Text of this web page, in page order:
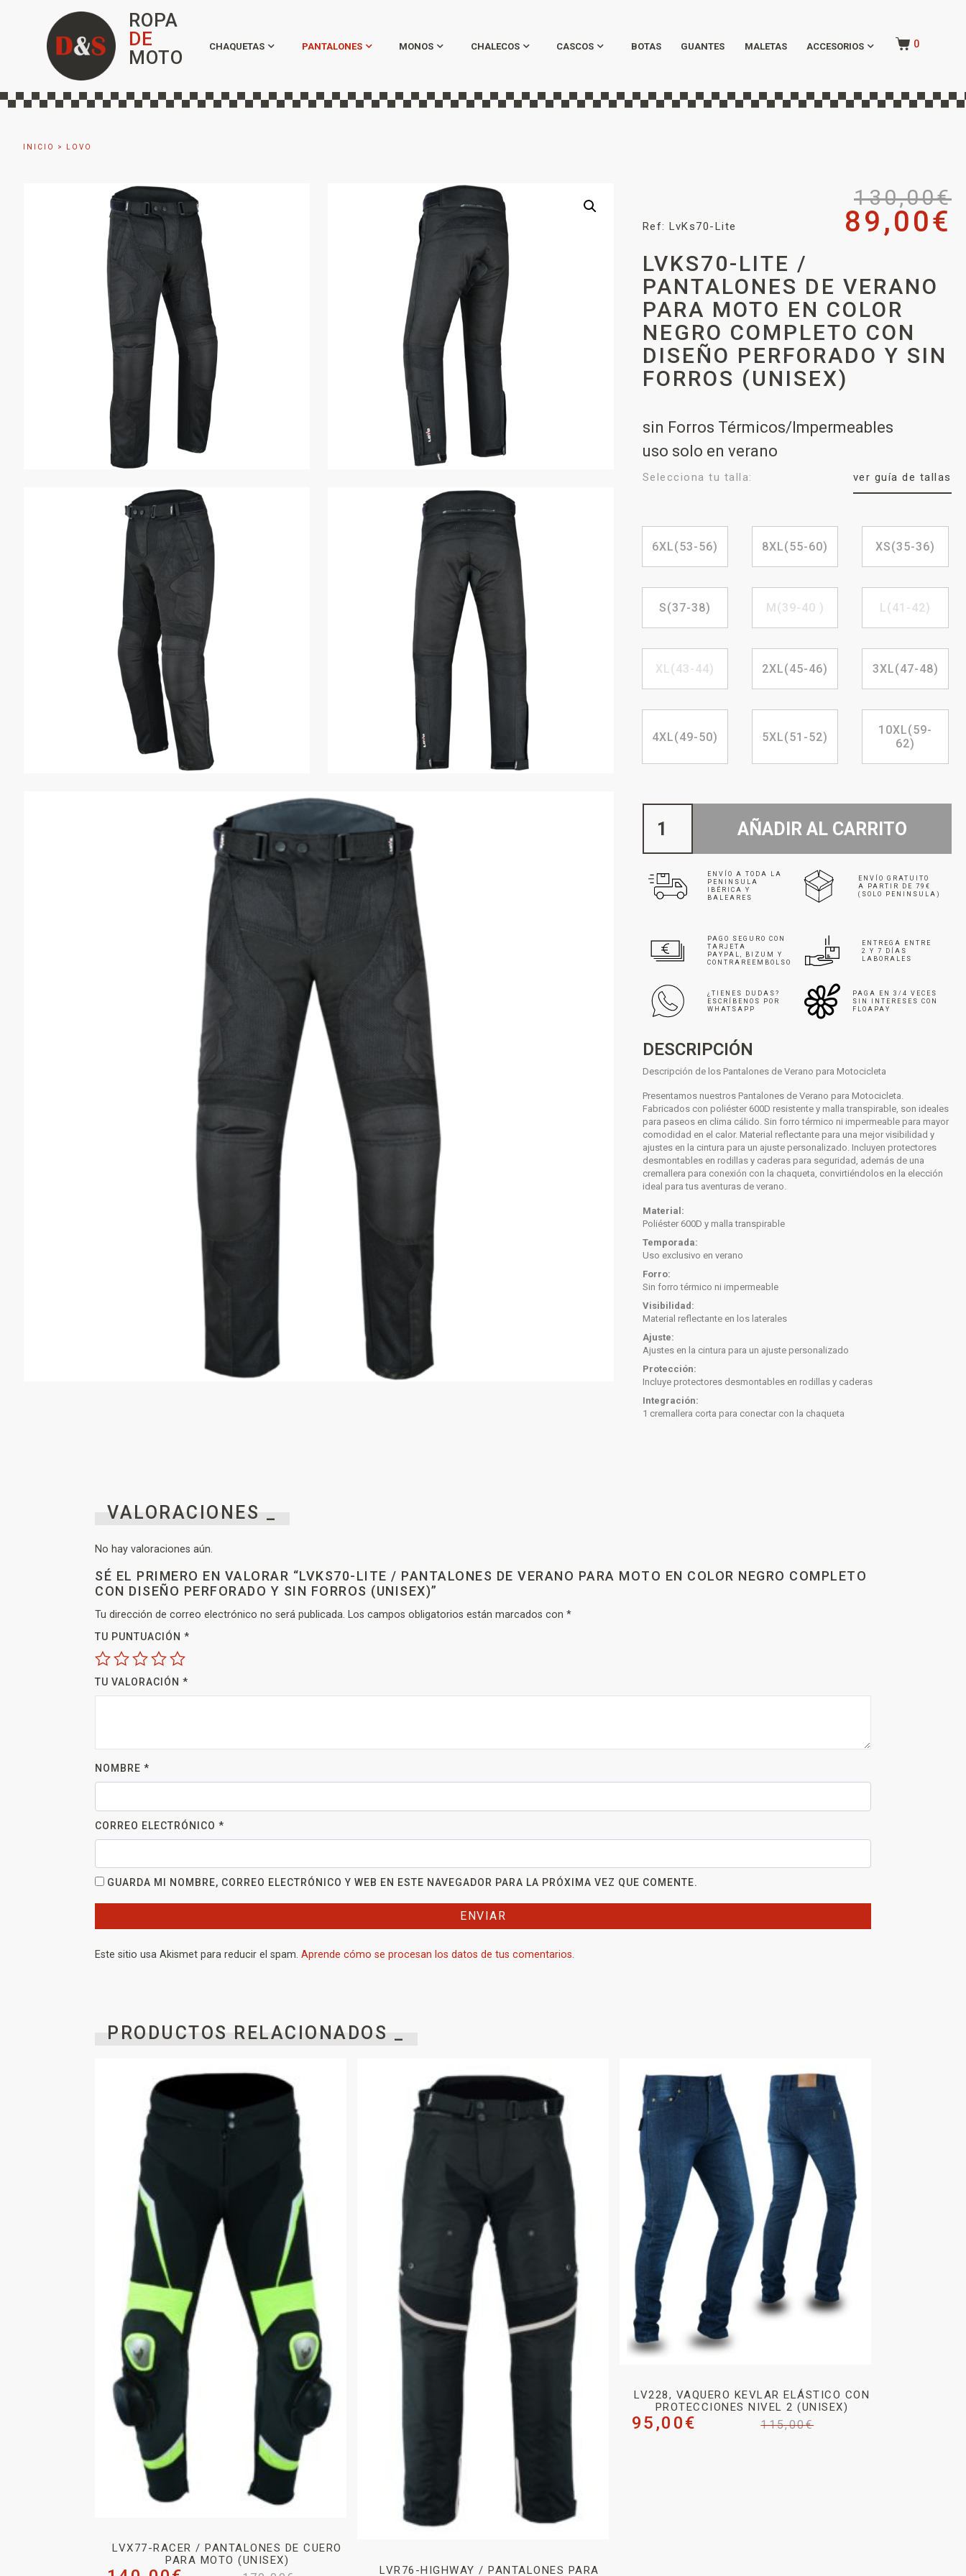
ROPA
DE
MOTO
CHAQUETAS PANTALONES MONOS CHALECOS CASCOS BOTAS GUANTES MALETAS ACCESORIOS 0
INICIO > LOVO
Ref: LvKs70-Lite
130,00€
89,00€
LVKS70-LITE /
PANTALONES DE VERANO
PARA MOTO EN COLOR
NEGRO COMPLETO CON
DISEÑO PERFORADO Y SIN
FORROS (UNISEX)
sin Forros Térmicos/Impermeables
uso solo en verano
Selecciona tu talla: ver guía de tallas
6XL(53-56) 8XL(55-60) XS(35-36)
S(37-38) M(39-40 ) L(41-42)
XL(43-44) 2XL(45-46) 3XL(47-48)
4XL(49-50) 5XL(51-52)
10XL(59-
62)
AÑADIR AL CARRITO
ENVÍO A TODA LA
PENINSULA
IBÉRICA Y
BALEARES
ENVÍO GRATUITO
A PARTIR DE 79€
(SOLO PENINSULA)
PAGO SEGURO CON
TARJETA
PAYPAL, BIZUM Y
CONTRAREEMBOLSO
ENTREGA ENTRE
2 Y 7 DÍAS
LABORALES
¿TIENES DUDAS?
ESCRÍBENOS POR
WHATSAPP
PAGA EN 3/4 VECES
SIN INTERESES CON
FLOAPAY
DESCRIPCIÓN
Descripción de los Pantalones de Verano para Motocicleta
Presentamos nuestros Pantalones de Verano para Motocicleta.
Fabricados con poliéster 600D resistente y malla transpirable, son ideales
para paseos en clima cálido. Sin forro térmico ni impermeable para mayor
comodidad en el calor. Material reflectante para una mejor visibilidad y
ajustes en la cintura para un ajuste personalizado. Incluyen protectores
desmontables en rodillas y caderas para seguridad, además de una
cremallera para conexión con la chaqueta, convirtiéndolos en la elección
ideal para tus aventuras de verano.
Material:
Poliéster 600D y malla transpirable
Temporada:
Uso exclusivo en verano
Forro:
Sin forro térmico ni impermeable
Visibilidad:
Material reflectante en los laterales
Ajuste:
Ajustes en la cintura para un ajuste personalizado
Protección:
Incluye protectores desmontables en rodillas y caderas
Integración:
1 cremallera corta para conectar con la chaqueta
VALORACIONES _
No hay valoraciones aún.
SÉ EL PRIMERO EN VALORAR “LVKS70-LITE / PANTALONES DE VERANO PARA MOTO EN COLOR NEGRO COMPLETO
CON DISEÑO PERFORADO Y SIN FORROS (UNISEX)”
Tu dirección de correo electrónico no será publicada. Los campos obligatorios están marcados con *
TU PUNTUACIÓN *
TU VALORACIÓN *
NOMBRE *
CORREO ELECTRÓNICO *
GUARDA MI NOMBRE, CORREO ELECTRÓNICO Y WEB EN ESTE NAVEGADOR PARA LA PRÓXIMA VEZ QUE COMENTE.
Este sitio usa Akismet para reducir el spam. Aprende cómo se procesan los datos de tus comentarios.
PRODUCTOS RELACIONADOS _
LVX77-RACER / PANTALONES DE CUERO
PARA MOTO (UNISEX)
LVR76-HIGHWAY / PANTALONES PARA
LV228, VAQUERO KEVLAR ELÁSTICO CON
PROTECCIONES NIVEL 2 (UNISEX)
115,00€
95,00€